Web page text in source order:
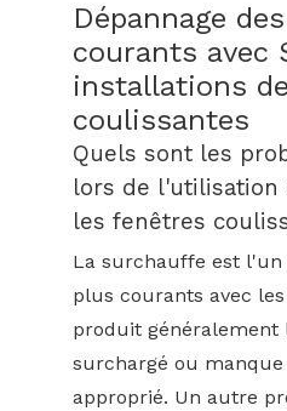
Dépannage
courants avec
installations
coulissantes
Quels sont les
lors de l'utilisation
les fenêtres
La surchauffe est l'un
plus courants avec les
produit généralement
surchargé ou
approprié. Un autre